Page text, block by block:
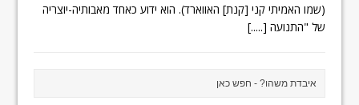
(שמו האמיתי קני [קנת] האווארד). הוא ידוע כאחד מאבותיה-יוצריה
של "התנועה [.....]